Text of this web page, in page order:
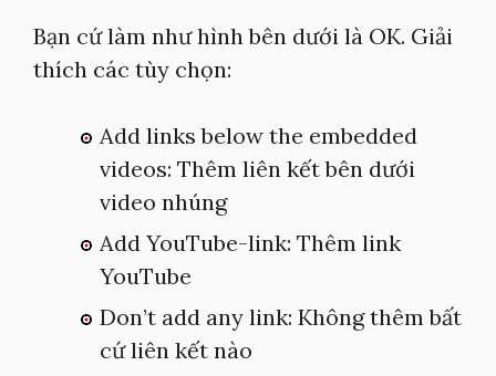
Bạn cứ làm như hình bên dưới là OK. Giải
thích các tùy chọn:
Add links below the embedded
videos: Thêm liên kết bên dưới
video nhúng
Add YouTube-link: Thêm link
YouTube
Don’t add any link: Không thêm bất
cứ liên kết nào